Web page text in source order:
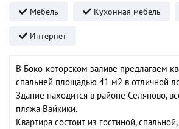
Мебель Кухонная мебель
Интернет
В Боко-которском заливе предлагаем
спальней площадью 41 м2 в отличной
Здание находится в районе Селяново,
пляжа Вайкики.
Квартира состоит из гостиной,